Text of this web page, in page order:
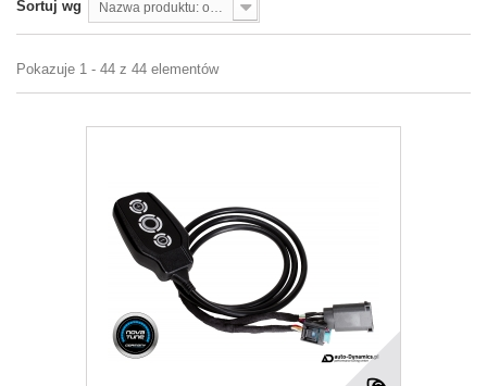
Sortuj wg Nazwa produktu: od A do Z
Pokazuje 1 - 44 z 44 elementów